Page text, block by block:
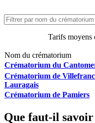
Tarifs moyens
Nom du crématorium
Crématorium du
Crématorium de
Lauragais
Crématorium de Pamiers
Que faut-il